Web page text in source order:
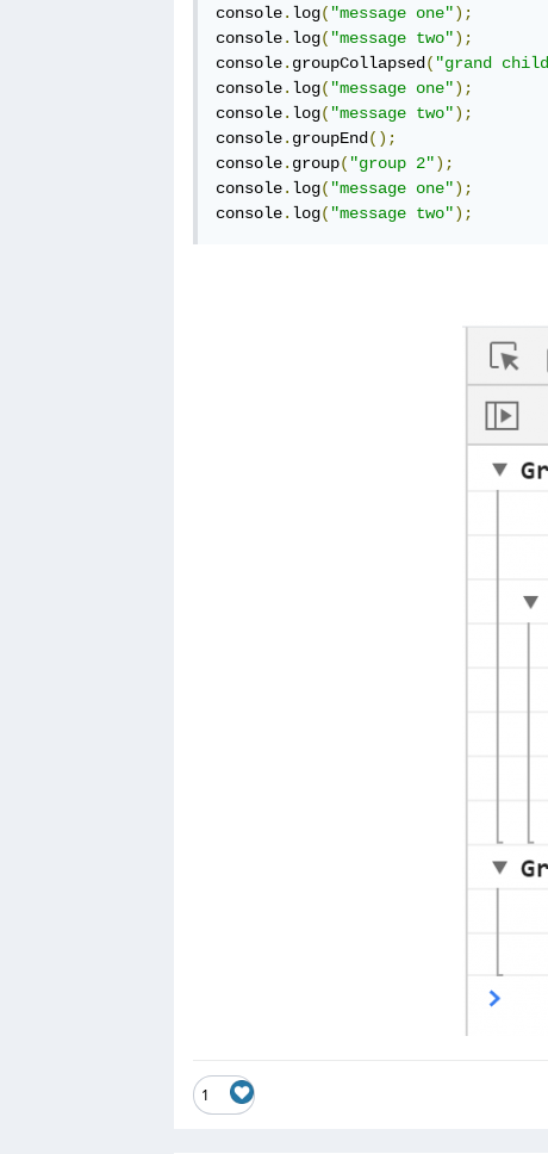
console. log( "message one");
console. log( "message two");
console. groupCollapsed ( "grand
console. log( "message one");
console. log( "message two");
console. groupEnd ();
console. group( "group 2");
console. log( "message one");
console. log( "message two");
1